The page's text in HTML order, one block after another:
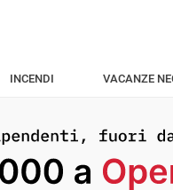
INCENDI VACANZE